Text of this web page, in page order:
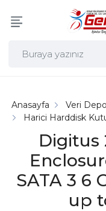
Digitus
SATA 3 6
up
Anasayfa Veri
Harici Harddisk